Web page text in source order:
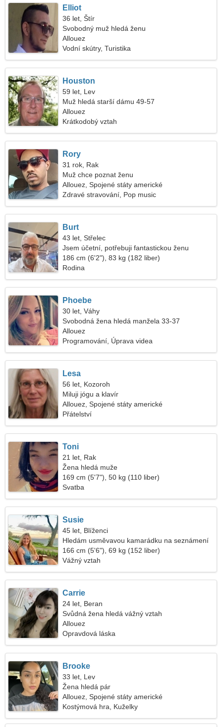
Elliot
36 let, Štír
Svobodný muž hledá ženu
Allouez
Vodní skútry, Turistika
Houston
59 let, Lev
Muž hledá starší dámu 49-57
Allouez
Krátkodobý vztah
Rory
31 rok, Rak
Muž chce poznat ženu
Allouez, Spojené státy americké
Zdravé stravování, Pop music
Burt
43 let, Střelec
Jsem účetní, potřebuji fantastickou ženu
186 cm (6'2"), 83 kg (182 liber)
Rodina
Phoebe
30 let, Váhy
Svobodná žena hledá manžela 33-37
Allouez
Programování, Úprava videa
Lesa
56 let, Kozoroh
Miluji jógu a klavír
Allouez, Spojené státy americké
Přátelství
Toni
21 let, Rak
Žena hledá muže
169 cm (5'7"), 50 kg (110 liber)
Svatba
Susie
45 let, Blíženci
Hledám usměvavou kamarádku na seznámení
166 cm (5'6"), 69 kg (152 liber)
Vážný vztah
Carrie
24 let, Beran
Svůdná žena hledá vážný vztah
Allouez
Opravdová láska
Brooke
33 let, Lev
Žena hledá pár
Allouez, Spojené státy americké
Kostýmová hra, Kuželky